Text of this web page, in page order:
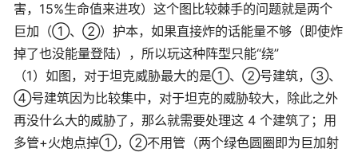
害，15%生命值来进攻）这个图比较棘手的问题就是两个
巨加（①、②）护本，如果直接炸的话能量不够（即使炸
掉了也没能量登陆），所以玩这种阵型只能“绕”
（1）如图，对于坦克威胁最大的是①、②号建筑，③、
④号建筑因为比较集中，对于坦克的威胁较大，除此之外
再没什么大的威胁了，那么就需要处理这 4 个建筑了；用
多管+火炮点掉①，②不用管（两个绿色圆圈即为巨加射